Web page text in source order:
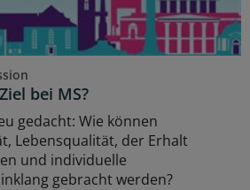
bei MS?
gedacht: Wie können
Lebensqualität, der Erhalt
und individuelle
gebracht werden?